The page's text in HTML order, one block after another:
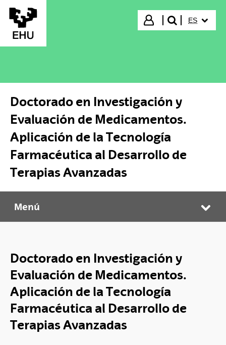
Saltar al contenido principal
Iniciar sesión
buscar"
ES
Doctorado en Investigación y
Evaluación de Medicamentos.
Aplicación de la Tecnología
Farmacéutica al Desarrollo de
Terapias Avanzadas
Doctorado en Investigación y Evaluación de Medicamentos. Aplicación de la Tecnología Farmacéutica al Desarrollo de Terapias Avanzadas
Menú
Doctorado en Investigación y
Evaluación de Medicamentos.
Aplicación de la Tecnología
Farmacéutica al Desarrollo de
Terapias Avanzadas